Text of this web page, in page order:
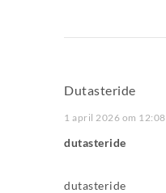
Dutasteride
1 april 2026 om 12:08
dutasteride
dutasteride